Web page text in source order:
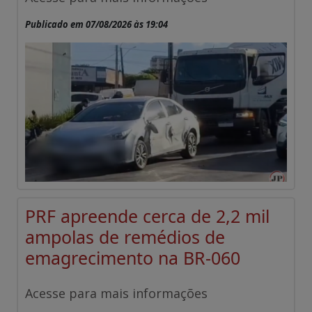
Publicado em 07/08/2026 às 19:04
PRF apreende cerca de 2,2 mil
ampolas de remédios de
emagrecimento na BR-060
Acesse para mais informações